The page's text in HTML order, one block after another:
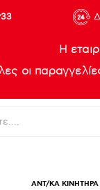
Η
οι
ΑΝΤ/ΚΑ ΚΙΝΗΤΗΡΑ